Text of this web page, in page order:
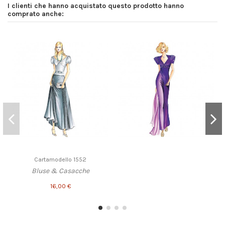
I clienti che hanno acquistato questo prodotto hanno
comprato anche:
Cartamodello 1552
Bluse & Casacche
16,00 €